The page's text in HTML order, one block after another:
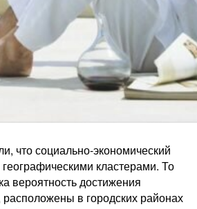
что социально-экономический
географическими кластерами. То
вероятность достижения
расположены в городских районах